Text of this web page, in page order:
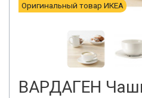
Оригинальный товар ИКЕА
ВАРДАГЕН